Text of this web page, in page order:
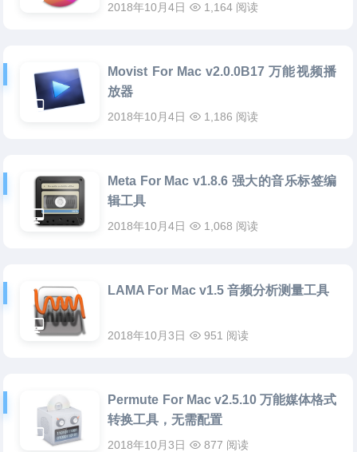
2018年10月4日 1,164 阅读
Movist For Mac v2.0.0B17 万能视频播
放器
2018年10月4日 1,186 阅读
Meta For Mac v1.8.6 强大的音乐标签编
辑工具
2018年10月4日 1,068 阅读
LAMA For Mac v1.5 音频分析测量工具
2018年10月3日 951 阅读
Permute For Mac v2.5.10 万能媒体格式
转换工具，无需配置
2018年10月3日 877 阅读